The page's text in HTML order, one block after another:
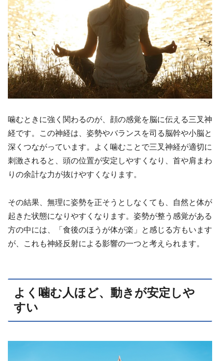
噛むときに強く関わるのが、顔の感覚を脳に伝える三叉神
経です。この神経は、姿勢やバランスを司る脳幹や小脳と
深くつながっています。よく噛むことで三叉神経が適切に
刺激されると、頭の位置が安定しやすくなり、首や肩まわ
りの余計な力が抜けやすくなります。
その結果、無理に姿勢を正そうとしなくても、自然と体が
起きた状態になりやすくなります。姿勢が整う感覚がある
方の中には、「食後のほうが体が楽」と感じる方もいます
が、これも神経反射による影響の一つと考えられます。
よく噛む人ほど、動きが安定しや
すい